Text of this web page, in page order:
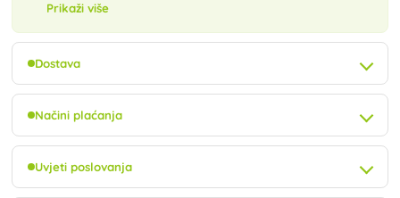
Prikaži više
Dostava
Načini plaćanja
Uvjeti poslovanja